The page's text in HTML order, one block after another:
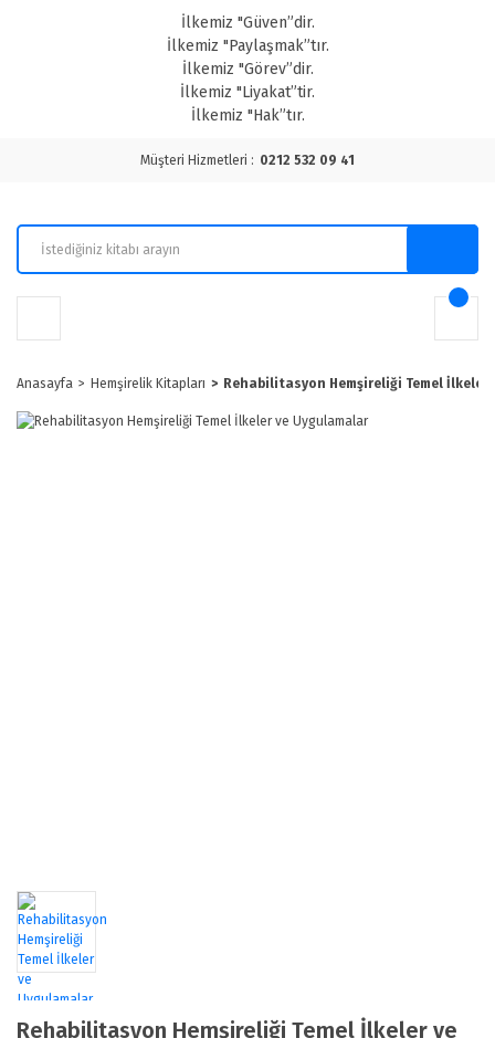
İlkemiz "Güven”dir.
İlkemiz "Paylaşmak”tır.
İlkemiz "Görev”dir.
İlkemiz "Liyakat”tir.
İlkemiz "Hak”tır.
Müşteri Hizmetleri : 0212 532 09 41
Anasayfa Hemşirelik Kitapları Rehabilitasyon Hemşireliği Temel İlkeler
Rehabilitasyon Hemşireliği Temel İlkeler ve